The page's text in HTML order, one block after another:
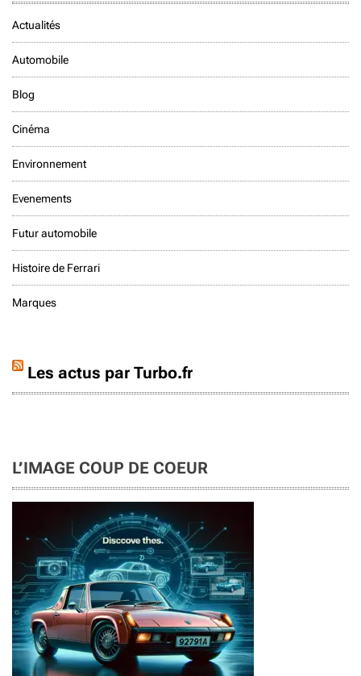
Actualités
Automobile
Blog
Cinéma
Environnement
Evenements
Futur automobile
Histoire de Ferrari
Marques
Les actus par Turbo.fr
L’IMAGE COUP DE COEUR